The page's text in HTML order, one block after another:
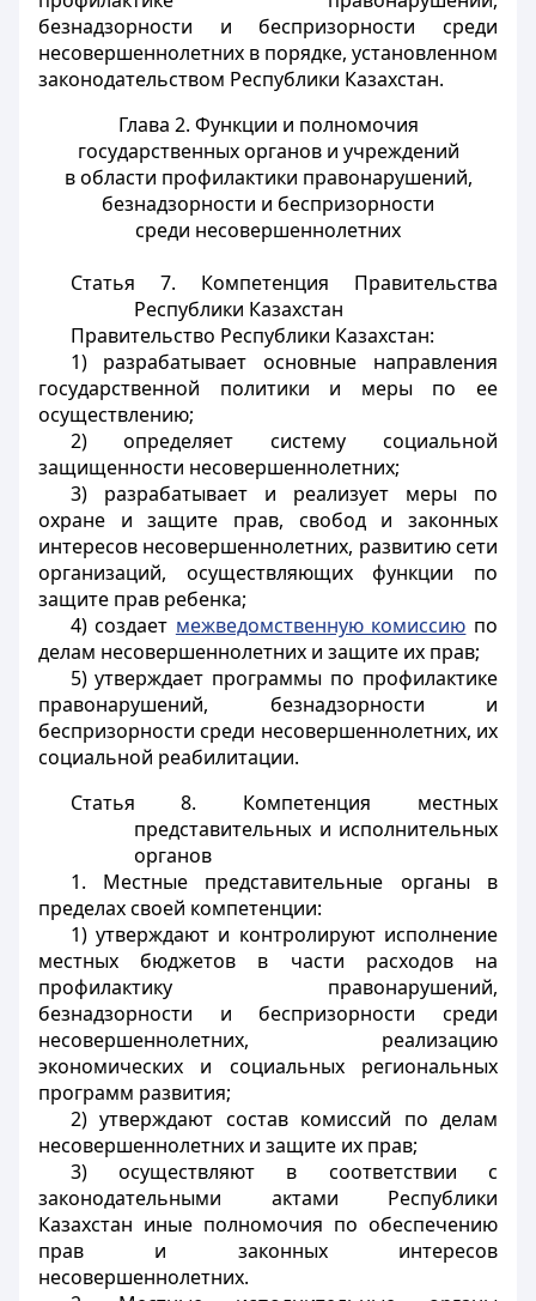
безнадзорности и беспризорности среди
несовершеннолетних в порядке, установленном
законодательством Республики Казахстан.
Глава 2. Функции и полномочия
государственных органов и учреждений
в области профилактики правонарушений,
безнадзорности и беспризорности
среди несовершеннолетних
Статья 7. Компетенция Правительства
Республики Казахстан
Правительство Республики Казахстан:
1) разрабатывает основные направления
государственной политики и меры по ее
осуществлению;
2) определяет систему социальной
защищенности несовершеннолетних;
3) разрабатывает и реализует меры по
охране и защите прав, свобод и законных
интересов несовершеннолетних, развитию сети
организаций, осуществляющих функции по
защите прав ребенка;
4) создает межведомственную комиссию по
делам несовершеннолетних и защите их прав;
5) утверждает программы по профилактике
правонарушений, безнадзорности и
беспризорности среди несовершеннолетних, их
социальной реабилитации.
Статья 8. Компетенция местных
представительных и исполнительных
органов
1. Местные представительные органы в
пределах своей компетенции:
1) утверждают и контролируют исполнение
местных бюджетов в части расходов на
профилактику правонарушений,
безнадзорности и беспризорности среди
несовершеннолетних, реализацию
экономических и социальных региональных
программ развития;
2) утверждают состав комиссий по делам
несовершеннолетних и защите их прав;
3) осуществляют в соответствии с
законодательными актами Республики
Казахстан иные полномочия по обеспечению
прав и законных интересов
несовершеннолетних.